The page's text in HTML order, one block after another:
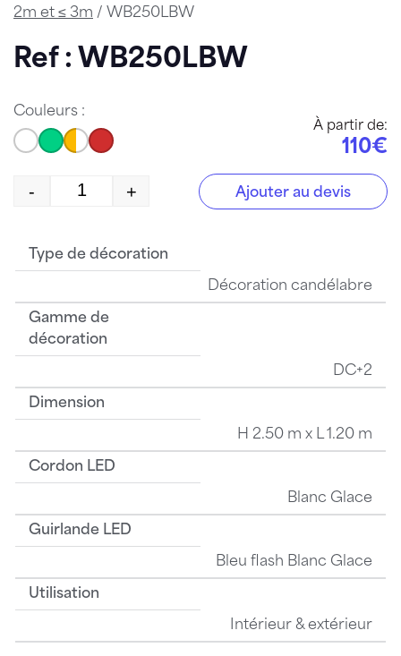
2m et ≤ 3m / WB250LBW
Ref : WB250LBW
Couleurs :
À partir de:
110€
quantité de WB250LBW
- + Ajouter au devis
Type de décoration
Décoration candélabre
Gamme de
décoration
DC+2
Dimension
H 2.50 m x L 1.20 m
Cordon LED
Blanc Glace
Guirlande LED
Bleu flash Blanc Glace
Utilisation
Intérieur & extérieur